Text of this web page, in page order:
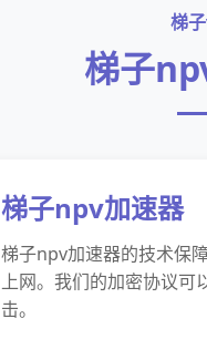
梯
梯子
梯子npv加速器
梯子npv加速器的技术保
上网。我们的加密协议可
击。